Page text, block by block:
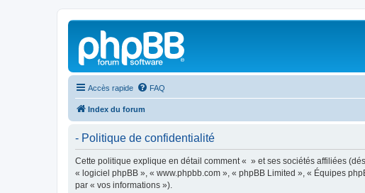
Accès rapide FAQ
Index du forum
- Politique de confidentialité
Cette politique explique en détail comment « » et ses sociétés affiliées
« logiciel phpBB », « www.phpbb.com », « phpBB Limited », « Équipes
par « vos informations »).